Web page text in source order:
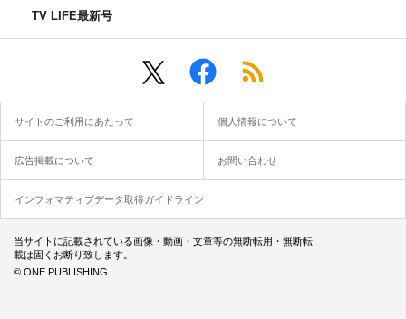
TV LIFE最新号
サイトのご利用にあたって 個人情報について
広告掲載について お問い合わせ
インフォマティブデータ取得ガイドライン
当サイトに記載されている画像・動画・文章等の無断転用・無断転
載は固くお断り致します。
© ONE PUBLISHING